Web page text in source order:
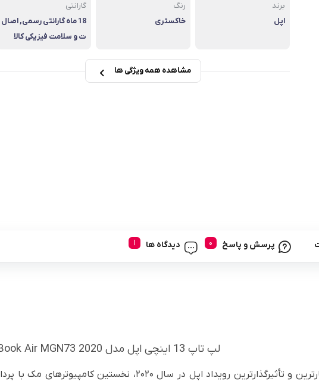
برند
اپل
رنگ
خاکستری
گارانتی
18 ماه گارانتی رسمی, اصال
ت و سلامت فیزیکی کالا
مشاهده همه ویژگی ها
پرسش و پاسخ دیدگاه ها
لپ تاپ 13 اینچی اپل مدل MacBook Air MGN73 2020
موردانتظارترین و تأثیرگذارترین رویداد اپل در سال